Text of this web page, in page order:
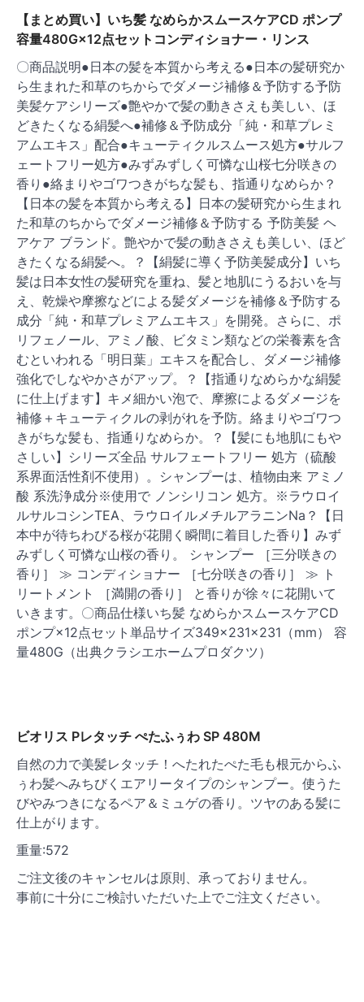
【まとめ買い】いち髪 なめらかスムースケアCD ポンプ
容量480G×12点セットコンディショナー・リンス
〇商品説明●日本の髪を本質から考える●日本の髪研究か
ら生まれた和草のちからでダメージ補修＆予防する予防
美髪ケアシリーズ●艶やかで髪の動きさえも美しい、ほ
どきたくなる絹髪へ●補修＆予防成分「純・和草プレミ
アムエキス」配合●キューティクルスムース処方●サルフ
ェートフリー処方●みずみずしく可憐な山桜七分咲きの
香り●絡まりやゴワつきがちな髪も、指通りなめらか？
【日本の髪を本質から考える】日本の髪研究から生まれ
た和草のちからでダメージ補修＆予防する 予防美髪 ヘ
アケア ブランド。艶やかで髪の動きさえも美しい、ほど
きたくなる絹髪へ。？【絹髪に導く予防美髪成分】いち
髪は日本女性の髪研究を重ね、髪と地肌にうるおいを与
え、乾燥や摩擦などによる髪ダメージを補修＆予防する
成分「純・和草プレミアムエキス」を開発。さらに、ポ
リフェノール、アミノ酸、ビタミン類などの栄養素を含
むといわれる「明日葉」エキスを配合し、ダメージ補修
強化でしなやかさがアップ。？【指通りなめらかな絹髪
に仕上げます】キメ細かい泡で、摩擦によるダメージを
補修＋キューティクルの剥がれを予防。絡まりやゴワつ
きがちな髪も、指通りなめらか。？【髪にも地肌にもや
さしい】シリーズ全品 サルフェートフリー 処方（硫酸
系界面活性剤不使用）。シャンプーは、植物由来 アミノ
酸 系洗浄成分※使用で ノンシリコン 処方。※ラウロイ
ルサルコシンTEA、ラウロイルメチルアラニンNa？【日
本中が待ちわびる桜が花開く瞬間に着目した香り】みず
みずしく可憐な山桜の香り。 シャンプー ［三分咲きの
香り］ ≫ コンディショナー ［七分咲きの香り］ ≫ ト
リートメント ［満開の香り］ と香りが徐々に花開いて
いきます。〇商品仕様いち髪 なめらかスムースケアCD
ポンプ×12点セット単品サイズ349×231×231（mm） 容
量480G（出典クラシエホームプロダクツ）
ビオリス Pレタッチ ぺたふぅわ SP 480M
自然の力で美髪レタッチ！へたれたぺた毛も根元からふ
ぅわ髪へみちびくエアリータイプのシャンプー。使うた
びやみつきになるペア＆ミュゲの香り。ツヤのある髪に
仕上がります。
重量:572
ご注文後のキャンセルは原則、承っておりません。
事前に十分にご検討いただいた上でご注文ください。